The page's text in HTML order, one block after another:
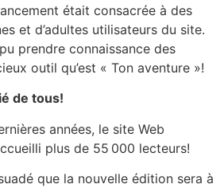
était consacrée à des
et d’adultes utilisateurs du site.
prendre connaissance des
outil qu’est « Ton aventure »!
de tous!
années, le site Web
plus de 55 000 lecteurs!
que la nouvelle édition sera à